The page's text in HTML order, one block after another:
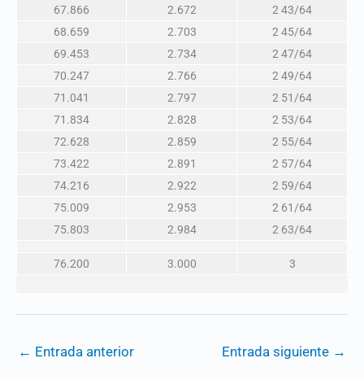
67.866
2.672
2 43/64
68.659
2.703
2 45/64
69.453
2.734
2 47/64
70.247
2.766
2 49/64
71.041
2.797
2 51/64
71.834
2.828
2 53/64
72.628
2.859
2 55/64
73.422
2.891
2 57/64
74.216
2.922
2 59/64
75.009
2.953
2 61/64
75.803
2.984 2 63/64
76.200 3.000 3
← Entrada anterior Entrada siguiente →